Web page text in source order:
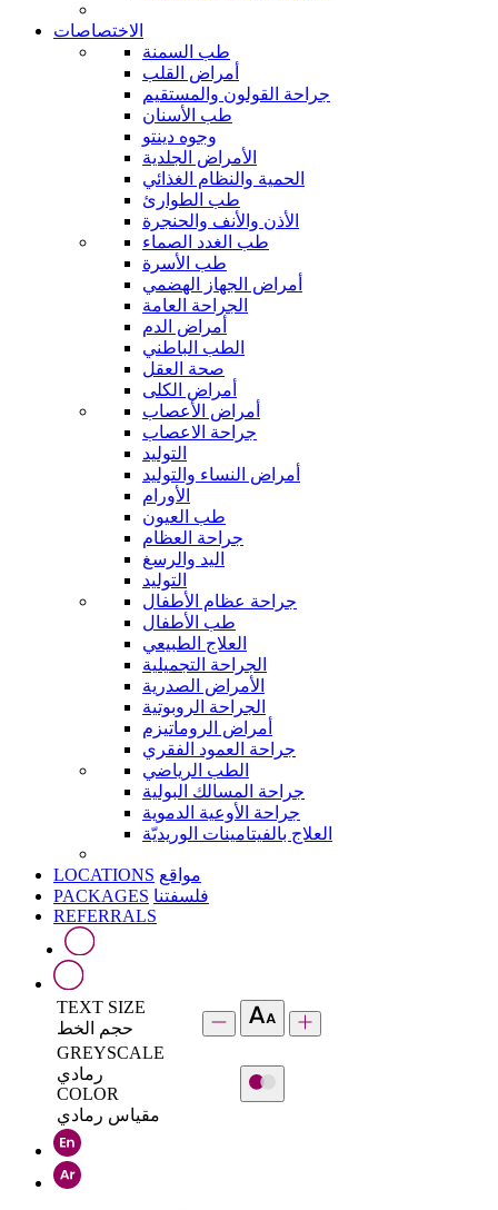
الاختصاصات
طب السمنة
أمراض القلب
جراحة القولون والمستقيم
طب الأسنان
وجوه دينتو
الأمراض الجلدية
الحمية والنظام الغذائي
طب الطوارئ
الأذن والأنف والحنجرة
طب الغدد الصماء
طب الأسرة
أمراض الجهاز الهضمي
الجراحة العامة
أمراض الدم
الطب الباطني
صحة العقل
أمراض الكلى
أمراض الأعصاب
جراحة الاعصاب
التوليد
أمراض النساء والتوليد
الأورام
طب العيون
جراحة العظام
اليد والرسغ
التوليد
جراحة عظام الأطفال
طب الأطفال
العلاج الطبيعي
الجراحة التجميلية
الأمراض الصدرية
الجراحة الروبوتية
أمراض الروماتيزم
جراحة العمود الفقري
الطب الرياضي
جراحة المسالك البولية
جراحة الأوعية الدموية
العلاج بالفيتامينات الوريديّة
LOCATIONS مواقع
PACKAGES فلسفتنا
REFERRALS
TEXT SIZE
حجم الخط
GREYSCALE
رمادي
COLOR
مقياس رمادي